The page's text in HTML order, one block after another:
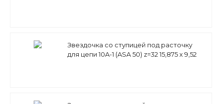
Звездочка со ступицей под расточку
для цепи 10A-1 (ASA 50) z=32 15,875 x 9,52